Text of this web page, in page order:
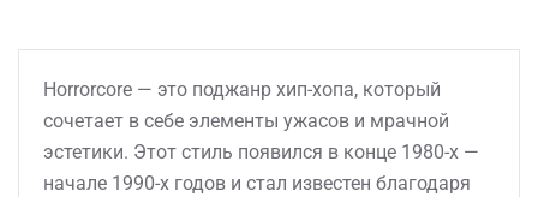
Horrorcore — это поджанр хип-хопа, который
сочетает в себе элементы ужасов и мрачной
эстетики. Этот стиль появился в конце 1980-х —
начале 1990-х годов и стал известен благодаря